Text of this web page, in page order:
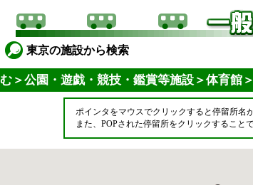
東京の施設から検索
＞公園・遊戯・競技・鑑賞等施設＞体育館
ポインタをマウスでクリックすると停留所名
また、POPされた停留所をクリックするこ